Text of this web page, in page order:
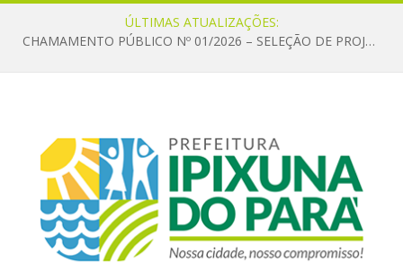
ÚLTIMAS ATUALIZAÇÕES:
CHAMAMENTO PÚBLICO Nº 01/2026 – SELEÇÃO DE PROJETOS PARA FIRMAR TERMO DE EXECUÇÃO CULTURAL COM RECURSOS DA POLÍTICA NACIONAL ALDIR BLANC DE FOMENTO À CULTURA – PNAB (LEI Nº 14.399/2022)